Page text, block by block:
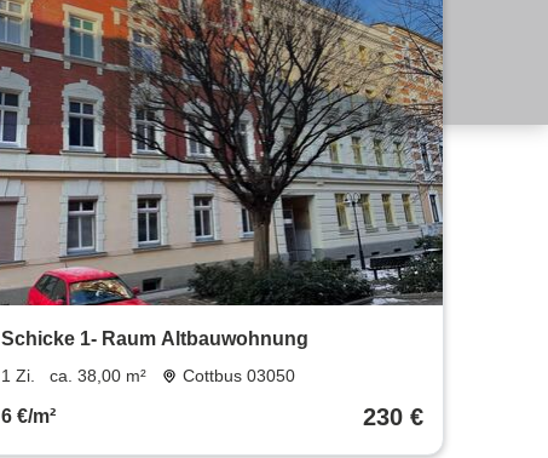
Schicke 1- Raum Altbauwohnung
1 Zi. ca. 38,00 m² Cottbus 03050
6 €/m² 230 €